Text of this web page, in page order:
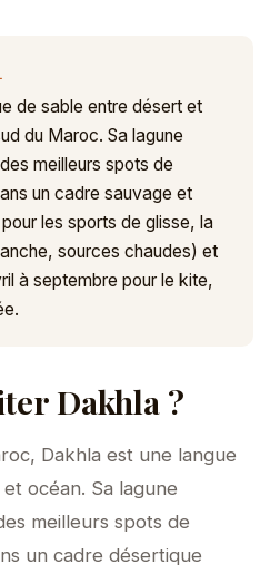
de sable entre désert et
du Maroc. Sa lagune
meilleurs spots de
un cadre sauvage et
les sports de glisse, la
sources chaudes) et
à septembre pour le kite,
Dakhla ?
Dakhla est une langue
océan. Sa lagune
meilleurs spots de
un cadre désertique